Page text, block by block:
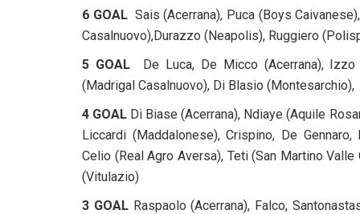
6 GOAL Sais (Acerrana), Puca (Boys
Casalnuovo),Durazzo (Neapolis), Ruggiero
5 GOAL
De Luca, De Micco (Acerrana),
(Madrigal Casalnuovo), Di Blasio
4 GOAL Di Biase (Acerrana), Ndiaye (Aquile
Liccardi (Maddalonese), Crispino, De
Celio (Real Agro Aversa), Teti (San Martino
(Vitulazio)
3 GOAL Raspaolo (Acerrana), Falco,